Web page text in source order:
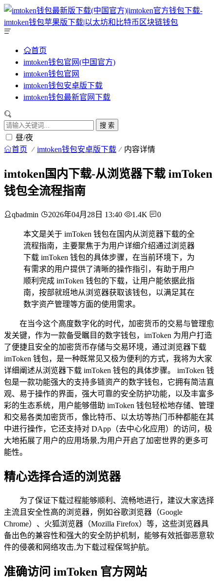
首页
imtoken钱包官网(中国官方)
imtoken钱包官网
imtoken钱包安卓版下载
imtoken钱包最新官网下载
搜 索
昼/夜
首页 imtoken钱包安卓版下载 内容详情
imtoken国内下载-从浏览器下载 imToken
钱包全流程指南
qbadmin 2026年04月28日 13:40 1.4K 0
本文是关于 imToken 钱包在国内从浏览器下载的全
流程指南，主要聚焦于为用户详细介绍通过浏览器
下载 imToken 钱包的具体步骤，在当前环境下，为
有需求的用户提供了清晰的操作指引，有助于用户
顺利完成 imToken 钱包的下载，让用户能依据此指
南，按部就班地从浏览器获取该钱包，以满足其在
数字资产管理等方面的使用需求。
在当今这个高度数字化的时代，加密货币的交易与管理愈
发关键，作为一款备受瞩目的数字钱包，imToken 为用户打造
了便捷且安全的加密货币存储与交易环境，通过浏览器下载
imToken 钱包，是一种既常见又极为便利的方式，我将为大家
详细阐述从浏览器下载 imToken 钱包的具体步骤。 imToken 钱
包是一款功能强大的支持多链资产的数字钱包，它拥有简洁直
观、易于操作的界面，强大可靠的安全防护功能，以及丰富多
彩的生态系统，用户能够借助 imToken 钱包轻松地存储、管理
和交易各类加密货币，像比特币、以太坊等热门币种都能在其
中进行操作，它还支持对 DApp（去中心化应用）的访问，极
大地拓展了用户的应用场景,为用户开启了加密世界的更多可
能性。
精心选择合适的浏览器
为了保证下载过程能够顺利、流畅地进行，建议大家选择
主流且安全性高的浏览器，例如谷歌浏览器（Google
Chrome）、火狐浏览器（Mozilla Firefox）等，这些浏览器具
备出色的兼容性和强大的安全防护机制，能够有效抵御恶意软
件的侵袭和网络攻击,为下载过程保驾护航。
准确访问 imToken 官方网站